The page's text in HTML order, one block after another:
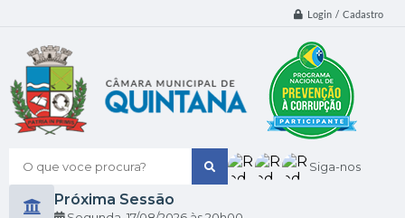
Login / Cadastro
O que voce procura? Siga-nos
Próxima Sessão